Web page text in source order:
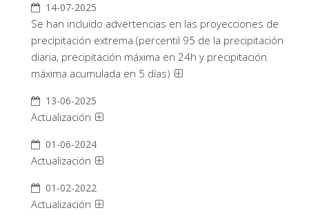
14-07-2025
Se han incluido advertencias en las proyecciones de
precipitación extrema (percentil 95 de la precipitación
diaria, precipitación máxima en 24h y precipitación
máxima acumulada en 5 días)
13-06-2025
Actualización
01-06-2024
Actualización
01-02-2022
Actualización